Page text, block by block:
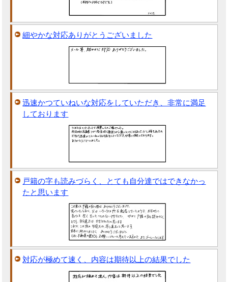
細やかな対応ありがとうございました
迅速かつていねいな対応をしていただき、非常に満足
しております
戸籍の字も読みづらく、とても自分達ではできなかっ
たと思います
対応が極めて速く、内容は期待以上の結果でした